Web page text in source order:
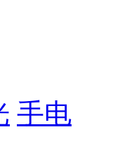
手电